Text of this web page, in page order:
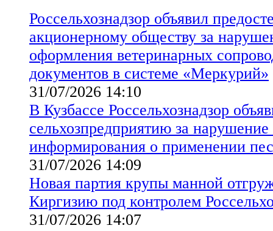
Россельхознадзор объявил
акционерному обществу за
оформления ветеринарных
документов в системе «Меркурий»
31/07/2026 14:10
В Кузбассе Россельхознадзор
сельхозпредприятию за нарушение
информирования о применении
31/07/2026 14:09
Новая партия крупы манной
Киргизию под контролем
31/07/2026 14:07